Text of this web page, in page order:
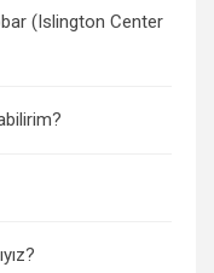
(Islington Center